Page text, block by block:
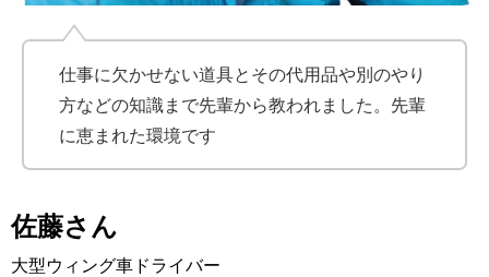
仕事に欠かせない道具とその代用品や別のやり
方などの知識まで先輩から教われました。先輩
に恵まれた環境です
佐藤さん
大型ウィング車ドライバー